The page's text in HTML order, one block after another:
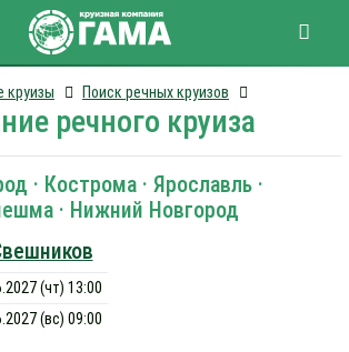
круизы Поиск речных круизов
речного круиза
· Кострома · Ярославль ·
· Нижний Новгород
(чт) 13:00
(вс) 09:00